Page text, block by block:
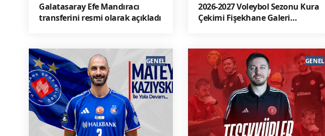
Galatasaray Efe Mandıracı
transferini resmi olarak açıkladı
2026-2027 Voleybol Sezonu Kura
Çekimi Fişekhane Galeri
GENEL GENEL